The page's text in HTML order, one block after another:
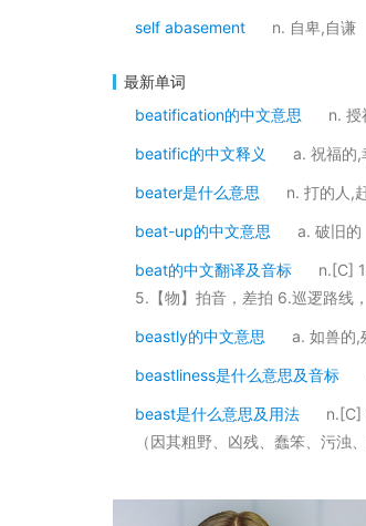
self abasement n. 自卑,自谦
最新单词
beatification的中文意思
n. 授
beatific的中文释义 a. 祝福的,
beater是什么意思 n. 打的人,
beat-up的中文意思 a. 破旧的
beat的中文翻译及音标
n.[C]
5.【物】拍音，差拍 6.巡逻路线
beastly的中文意思 a. 如兽的,
beastliness是什么意思及音标
beast是什么意思及用法
n.[C]
（因其粗野、凶残、蠢笨、污